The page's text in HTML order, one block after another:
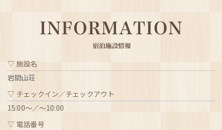
施設名
岩間山荘
チェックイン／チェックアウト
15:00～／～10:00
電話番号